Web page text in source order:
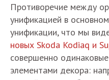
Противоречие между
унификацией в
унификации, что мы
новых Skoda Kodiaq и
совершенно
элементами декора: